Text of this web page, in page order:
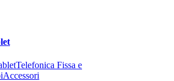
Telefonica Fissa e
Accessori